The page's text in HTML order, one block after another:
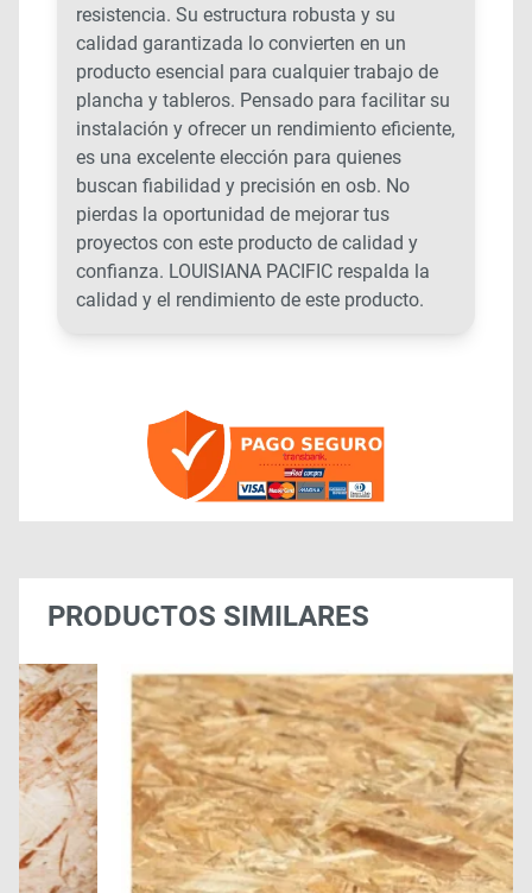
resistencia. Su estructura robusta y su
calidad garantizada lo convierten en un
producto esencial para cualquier trabajo de
plancha y tableros. Pensado para facilitar su
instalación y ofrecer un rendimiento eficiente,
es una excelente elección para quienes
buscan fiabilidad y precisión en osb. No
pierdas la oportunidad de mejorar tus
proyectos con este producto de calidad y
confianza. LOUISIANA PACIFIC respalda la
calidad y el rendimiento de este producto.
PRODUCTOS SIMILARES